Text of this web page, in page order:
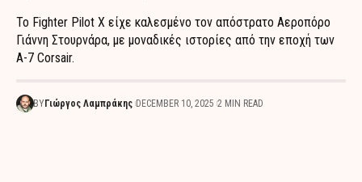
To Fighter Pilot X είχε καλεσμένο τον απόστρατο Aεροπόρο
Γιάννη Στουρνάρα, με μοναδικές ιστορίες από την εποχή των
A-7 Corsair.
BY Γιώργος Λαμπράκης DECEMBER 10, 2025 2 MIN READ